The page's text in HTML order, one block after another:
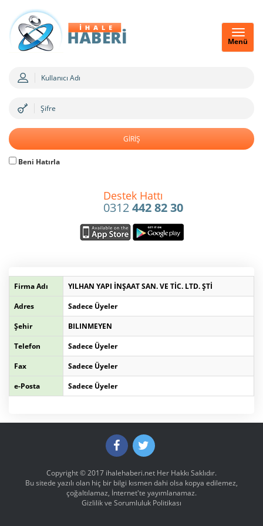
Menü
Beni Hatırla
Destek Hattı
0312442 82 30
Firma Adı
YILHAN YAPI İNŞAAT SAN. VE TİC. LTD. ŞTİ
Adres
Sadece Üyeler
Şehir
BILINMEYEN
Telefon
Sadece Üyeler
Fax
Sadece Üyeler
e-Posta
Sadece Üyeler
Copyright © 2017 ihalehaberi.net Her Hakkı Saklıdır.
Bu sitede yazılı olan hiç bir bilgi kısmen dahi olsa kopya edilemez,
çoğaltılamaz, İnternet'te yayımlanamaz.
Gizlilik ve Sorumluluk Politikası